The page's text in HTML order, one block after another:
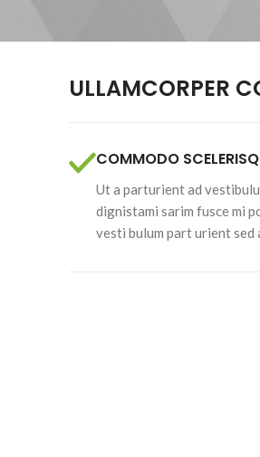
ULLAMCORPER
COMMODO
Ut a parturient ad
dignistami sarim fusce mi
vesti bulum part urient sed